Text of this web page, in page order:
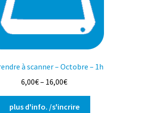
à scanner – Octobre – 1h
6,00€– 16,00€
plus d'info. /s'incrire